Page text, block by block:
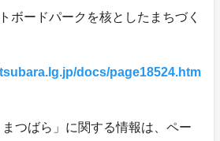
ボードパークを核としたまちづく
docs/page18524.htm
つばら」に関する情報は、ペー